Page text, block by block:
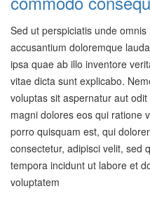
Sed ut perspiciatis unde
accusantium doloremque
ipsa quae ab illo inventore
vitae dicta sunt explicabo.
voluptas sit aspernatur aut
magni dolores eos qui ratione
porro quisquam est, qui
consectetur, adipisci velit, sed
tempora incidunt ut labore et
voluptatem